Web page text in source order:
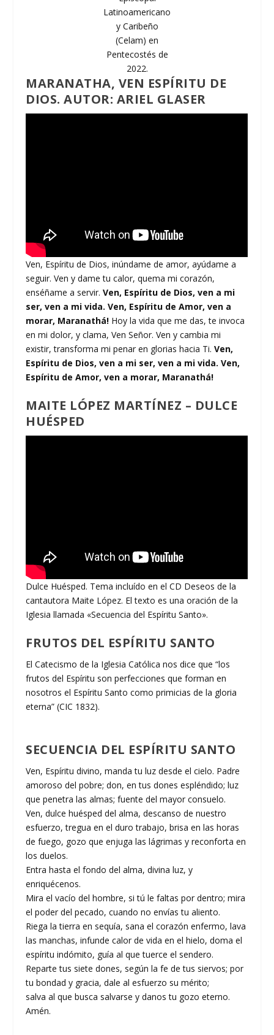
Latinoamericano
y Caribeño
(Celam) en
Pentecostés de
2022.
MARANATHA, VEN ESPÍRITU DE
DIOS. AUTOR: ARIEL GLASER
Ven, Espíritu de Dios, inúndame de amor, ayúdame a
seguir. Ven y dame tu calor, quema mi corazón,
enséñame a servir.Ven, Espíritu de Dios, ven a mi
ser, ven a mi vida. Ven, Espíritu de Amor, ven a
morar, ­Maranathá! Hoy la vida que me das, te invoca
en mi dolor, y clama, Ven Señor. Ven y cambia mi
existir, transforma mi penar en glorias hacia Ti.Ven,
Espíritu de Dios, ven a mi ser, ven a mi vida. Ven,
Espíritu de Amor, ven a morar, ­Maranathá!
MAITE LÓPEZ MARTÍNEZ – DULCE
HUÉSPED
Dulce Huésped. Tema incluído en el CD Deseos de la
cantautora Maite López. El texto es una oración de la
Iglesia llamada «Secuencia del Espíritu Santo».
FRUTOS DEL ESPÍRITU SANTO
El Catecismo de la Iglesia Católica nos dice que “los
frutos del Espíritu son perfecciones que forman en
nosotros el Espíritu Santo como primicias de la gloria
eterna” (CIC 1832).
SECUENCIA DEL ESPÍRITU SANTO
Ven, Espíritu divino, manda tu luz desde el cielo. Padre
amoroso del pobre; don, en tus dones espléndido; luz
que penetra las almas; fuente del mayor consuelo.
Ven, dulce huésped del alma, descanso de nuestro
esfuerzo, tregua en el duro trabajo, brisa en las horas
de fuego, gozo que enjuga las lágrimas y reconforta en
los duelos.
Entra hasta el fondo del alma, divina luz, y
enriquécenos.
Mira el vacío del hombre, si tú le faltas por dentro; mira
el poder del pecado, cuando no envías tu aliento.
Riega la tierra en sequía, sana el corazón enfermo, lava
las manchas, infunde calor de vida en el hielo, doma el
espíritu indómito, guía al que tuerce el sendero.
Reparte tus siete dones, según la fe de tus siervos; por
tu bondad y gracia, dale al esfuerzo su mérito;
salva al que busca salvarse y danos tu gozo eterno.
Amén.